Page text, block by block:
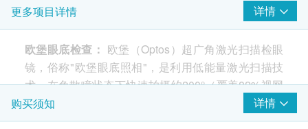
视力检测
裂隙灯下眼底检查
眼轴长度检查
欧堡眼底检查 (Optos SLO)
电脑验光
更多项目详情 详情
欧堡眼底检查： 欧堡（Optos）超广角激光扫描检眼
镜，俗称"欧堡眼底照相"，是利用低能量激光扫描技
术，在免散瞳状态下快速拍摄约200°（覆盖82%视网
膜）超广角眼底图像的检查方式，能全面筛查视网膜
病变、高度近视并发症等眼底问题。
购买须知 详情